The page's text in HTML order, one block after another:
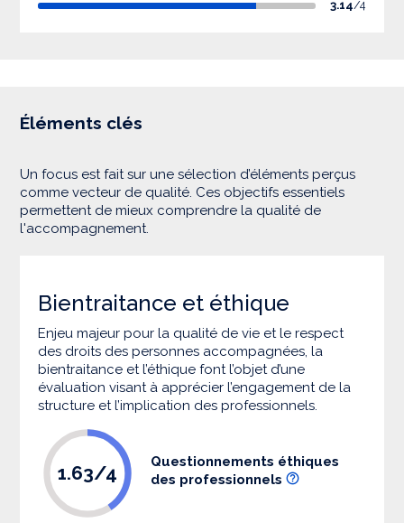
3.14/4
Éléments clés
Un focus est fait sur une sélection d’éléments perçus
comme vecteur de qualité. Ces objectifs essentiels
permettent de mieux comprendre la qualité de
l'accompagnement.
Bientraitance et éthique
Enjeu majeur pour la qualité de vie et le respect
des droits des personnes accompagnées, la
bientraitance et l’éthique font l’objet d’une
évaluation visant à apprécier l’engagement de la
structure et l’implication des professionnels.
1.63/4
Questionnements éthiques
des professionnels